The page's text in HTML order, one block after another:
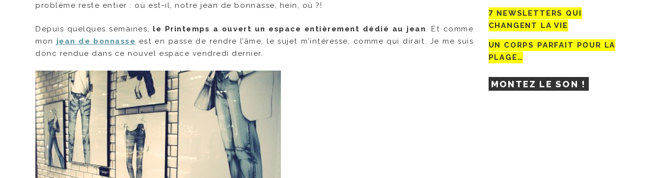
problème reste entier : où est-il, notre jean de bonnasse, hein, où ?!
Depuis quelques semaines, le Printemps a ouvert un espace entièrement dédié au jean. Et comme
mon jean de bonnasse est en passe de rendre l’âme, le sujet m’intéresse, comme qui dirait. Je me suis
donc rendue dans ce nouvel espace vendredi dernier.
7 NEWSLETTERS QUI
CHANGENT LA VIE
UN CORPS PARFAIT POUR LA
PLAGE…
MONTEZ LE SON !